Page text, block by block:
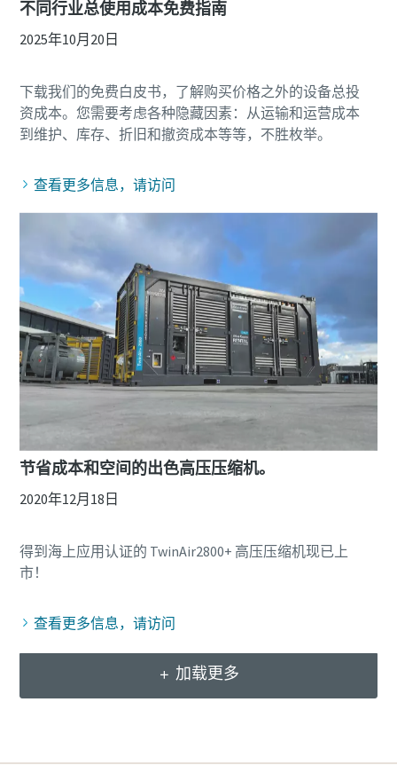
不同行业总使用成本免费指南
2025年10月20日
下载我们的免费白皮书，了解购买价格之外的设备总投
资成本。您需要考虑各种隐藏因素：从运输和运营成本
查看更多信息，请访问
节省成本和空间的出色高压压缩机。
2020年12月18日
得到海上应用认证的 TwinAir2800+ 高压压缩机现已上
查看更多信息，请访问
加载更多